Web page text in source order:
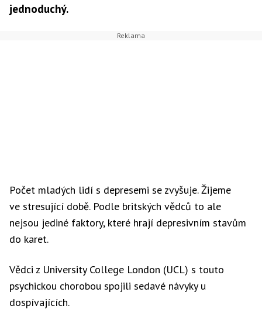
jednoduchý.
Počet mladých lidí s depresemi se zvyšuje. Žijeme
ve stresující době. Podle britských vědců to ale
nejsou jediné faktory, které hrají depresivním stavům
do karet.
Vědci z University College London (UCL) s touto
psychickou chorobou spojili sedavé návyky u
dospívajících.